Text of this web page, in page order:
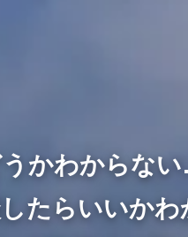
かわからな
たらいいか